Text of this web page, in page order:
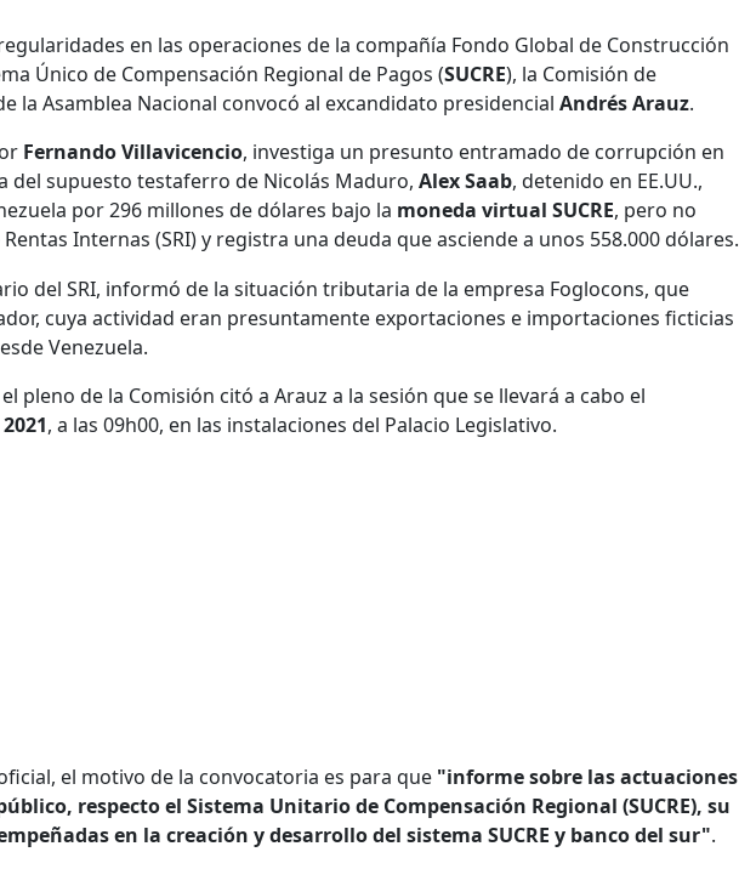
en las operaciones de la compañía Fondo Global de Construcción
Único de Compensación Regional de Pagos (SUCRE), la Comisión de
la Asamblea Nacional convocó al excandidato presidencial Andrés Arauz.
Fernando Villavicencio, investiga un presunto entramado de corrupción en
del supuesto testaferro de Nicolás Maduro, Alex Saab, detenido en EE.UU.,
por 296 millones de dólares bajo la moneda virtual SUCRE, pero no
Internas (SRI) y registra una deuda que asciende a unos 558.000 dólares.
del SRI, informó de la situación tributaria de la empresa Foglocons, que
cuya actividad eran presuntamente exportaciones e importaciones ficticias
Venezuela.
pleno de la Comisión citó a Arauz a la sesión que se llevará a cabo el
, a las 09h00, en las instalaciones del Palacio Legislativo.
el motivo de la convocatoria es para que "informe sobre las actuaciones
respecto el Sistema Unitario de Compensación Regional (SUCRE), su
en la creación y desarrollo del sistema SUCRE y banco del sur".